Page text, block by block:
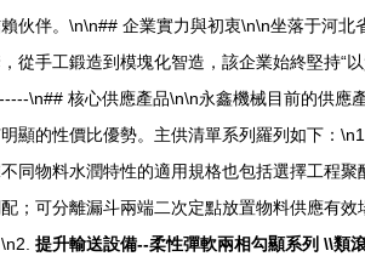
伙伴。\n\n## 企業實力與初衷\n\n坐落于河
從手工鍛造到模塊化智造，該企業始終堅持
\n## 核心供應產品\n\n永鑫機械目前的供
顯的性價比優勢。主供清單系列羅列如下：\n1.
同物料水潤特性的適用規格也包括選擇工程
；可分離漏斗兩端二次定點放置物料供應有
提升輸送設備--柔性彈軟兩相勾顯系列 \\